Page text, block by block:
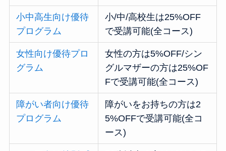
小中高生向け優待
プログラム
小/中/高校生は25%OFF
で受講可能(全コース)
女性向け優待プロ
グラム
女性の方は5%OFF/シン
グルマザーの方は25%OF
Fで受講可能(全コース)
障がい者向け優待
プログラム
障がいをお持ちの方は2
5%OFFで受講可能(全コ
ース)